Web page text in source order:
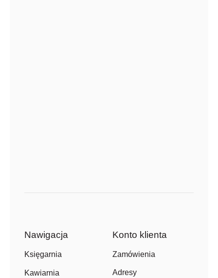
Nawigacja
Księgarnia
Kawiarnia
Konto klienta
Zamówienia
Adresy